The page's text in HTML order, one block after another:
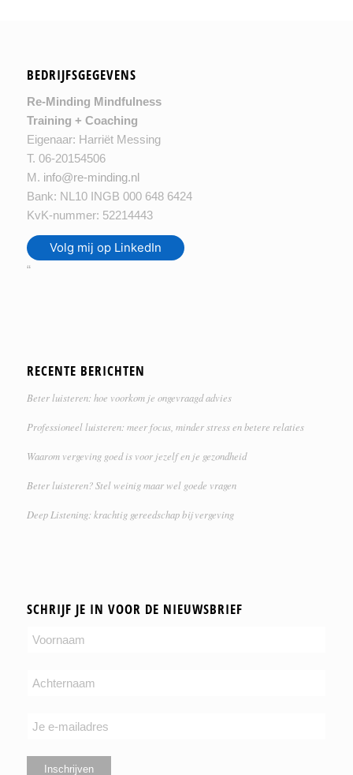
BEDRIJFSGEGEVENS
Re-Minding Mindfulness
Training + Coaching
Eigenaar: Harriët Messing
T. 06-20154506
M. info@re-minding.nl
Bank: NL10 INGB 000 648 6424
KvK-nummer: 52214443
Volg mij op LinkedIn
“
RECENTE BERICHTEN
Beter luisteren: hoe voorkom je ongevraagd advies
Professioneel luisteren: meer focus, minder stress en betere relaties
Waarom vergeving goed is voor jezelf en je gezondheid
Beter luisteren? Stel weinig maar wel goede vragen
Deep Listening: krachtig gereedschap bij vergeving
SCHRIJF JE IN VOOR DE NIEUWSBRIEF